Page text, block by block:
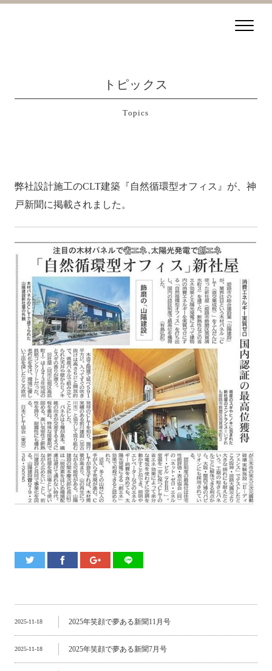
トピックス
Topics
弊社設計施工のCLT建築『自然循環型オフィス』が、神
戸新聞に掲載されました。
2025-11-18 2025年笑顔で夢ある新聞11月号
2025-11-18 2025年笑顔で夢ある新聞7月号